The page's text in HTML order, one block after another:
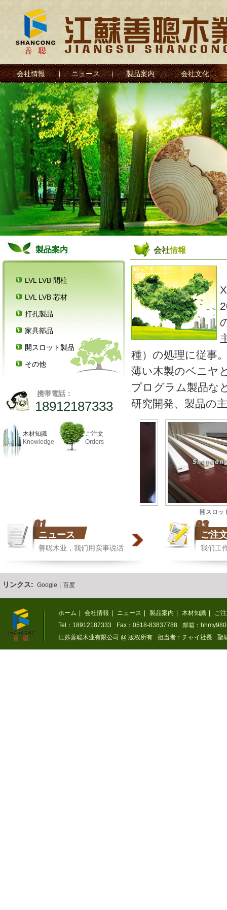
会社情報 ニュース 製品案内 会社文化
製品案内
LVL LVB 間柱
LVL LVB 芯材
打孔製品
家具部品
開スロット製品
その他
携帯電話：
18912187333
木材知識
Knowledge
ご注文
Orders
会社情報
種）の処理に従事
薄い木製のベニヤ
プログラム製品な
研究開発、製品の
開スロット
打孔製品
ニュース
善聪木业，我们用实事说话
ご注
我们工
リンクス: Google 百度
ホーム 会社情報 ニュース 製品案内 木材知識
ご
Tel：18912187333
Fax：0518-83837788
邮箱：
江苏善聪木业有限公司 @ 版权所有
担当者：チャイ社長 聖